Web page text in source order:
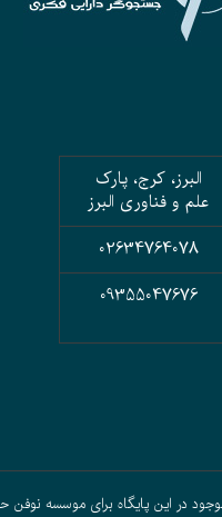
البرز، کرج، پارک
علم و فناوری البرز
02634764078
09355047676
در این پایگاه برای موسسه نوفن